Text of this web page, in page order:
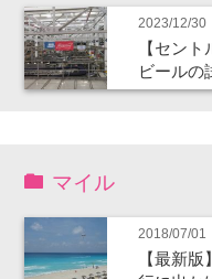
2023/12/30
【セン
ビールの
マイル
2018/07/01
【最新